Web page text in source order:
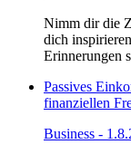
Nimm dir die
dich
Erinnerungen
Passives
finanziellen
Business -